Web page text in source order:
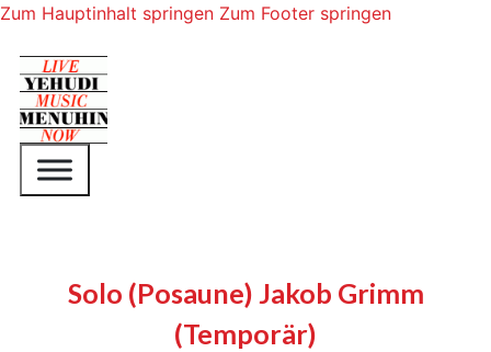
Zum Hauptinhalt springen Zum Footer springen
Solo (Posaune) Jakob Grimm
(Temporär)